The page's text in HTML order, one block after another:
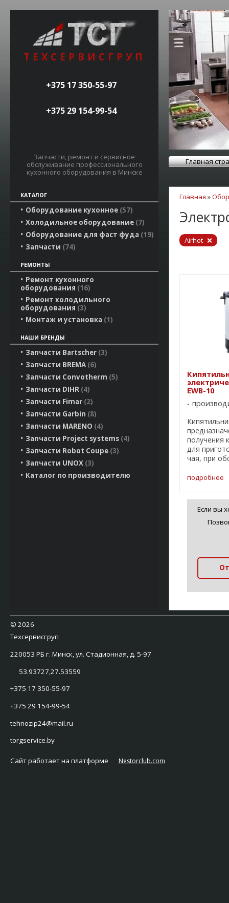
ТЕХСЕРВИСГРУП
+375 17 350-55-97
+375 29 154-99-54
Запчасти, ремонт и сервисное
обслуживание профессионального
кухонного оборудования в Минске
Главная
КАТАЛОГ
Оборудование кухонное 57
Холодильное оборудование 7
Оборудование для фаст фуда 19
Запчасти 74
РЕМОНТЫ
Ремонт кухонного
оборудования 16
Ремонт холодильного
оборудования 3
Монтаж и установка 1
НАШИ БРЕНДЫ
Запчасти Bartscher 3
Запчасти BREMA 6
Запчасти Convotherm 5
Запчасти DIHR 4
Запчасти Fimar 2
Запчасти Garbin 8
Запчасти MARENO 4
Запчасти Project systems 4
Запчасти Robot Coupe 3
Запчасти UNOX 3
Каталог по производителю
Главная »
Airhot
EWB-10
получения
для
чая, при
бистро,
подробнее
Если вы
© 2026
Техсервисгруп
220053 РБ г. Минск, ул. Стадионная, д. 5-97
53.93727,27.53559
+375 17 350-55-97
+375 29 154-99-54
tehnozip24@mail.ru
torgservice.by
Сайт работает на платформе Nestorclub.com